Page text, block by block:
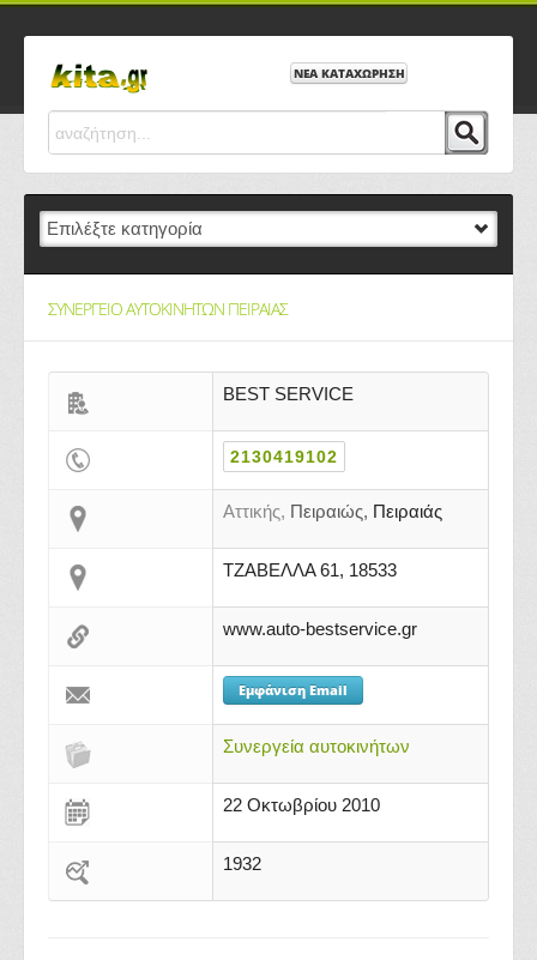
ΝΕΑ ΚΑΤΑΧΩΡΗΣΗ
ΣΥΝΕΡΓΕΙΟ ΑΥΤΟΚΙΝΗΤΩΝ ΠΕΙΡΑΙΑΣ
BEST SERVICE
2130419102
Αττικής, Πειραιώς, Πειραιάς
ΤΖΑΒΕΛΛΑ 61, 18533
www.auto-bestservice.gr
Εμφάνιση Email
Συνεργεία αυτοκινήτων
22 Οκτωβρίου 2010
1932